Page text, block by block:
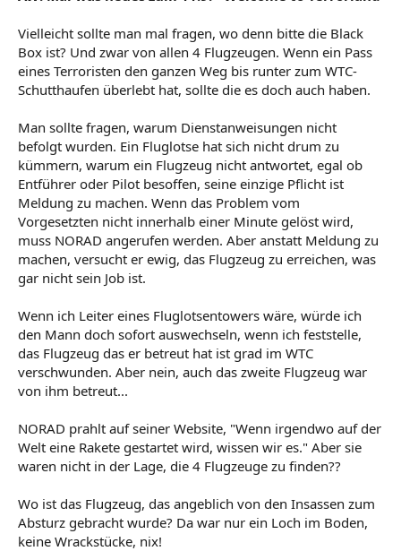
Vielleicht sollte man mal fragen, wo denn bitte die Black
Box ist? Und zwar von allen 4 Flugzeugen. Wenn ein Pass
eines Terroristen den ganzen Weg bis runter zum WTC-
Schutthaufen überlebt hat, sollte die es doch auch haben.
Man sollte fragen, warum Dienstanweisungen nicht
befolgt wurden. Ein Fluglotse hat sich nicht drum zu
kümmern, warum ein Flugzeug nicht antwortet, egal ob
Entführer oder Pilot besoffen, seine einzige Pflicht ist
Meldung zu machen. Wenn das Problem vom
Vorgesetzten nicht innerhalb einer Minute gelöst wird,
muss NORAD angerufen werden. Aber anstatt Meldung zu
machen, versucht er ewig, das Flugzeug zu erreichen, was
gar nicht sein Job ist.
Wenn ich Leiter eines Fluglotsentowers wäre, würde ich
den Mann doch sofort auswechseln, wenn ich feststelle,
das Flugzeug das er betreut hat ist grad im WTC
verschwunden. Aber nein, auch das zweite Flugzeug war
von ihm betreut...
NORAD prahlt auf seiner Website, "Wenn irgendwo auf der
Welt eine Rakete gestartet wird, wissen wir es." Aber sie
waren nicht in der Lage, die 4 Flugzeuge zu finden??
Wo ist das Flugzeug, das angeblich von den Insassen zum
Absturz gebracht wurde? Da war nur ein Loch im Boden,
keine Wrackstücke, nix!